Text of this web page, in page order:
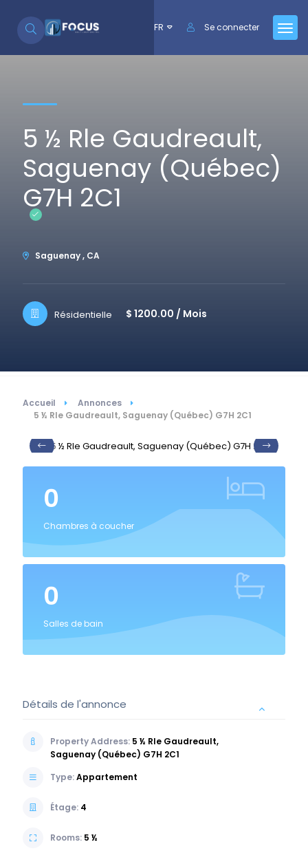
Se connecter
FR
5 ½ Rle Gaudreault,
Saguenay (Québec)
G7H 2C1
Saguenay , CA
Résidentielle $ 1200.00 / Mois
Accueil
Annonces
5 ½ Rle Gaudreault, Saguenay (Québec) G7H 2C1
0
Chambres à coucher
0
Salles de bain
Détails de l'annonce
Property Address: 5 ½ Rle Gaudreault,
Saguenay (Québec) G7H 2C1
Type:Appartement
Étage: 4
Rooms: 5 ½